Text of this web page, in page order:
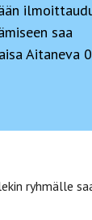
saa
Aitaneva
ryhmälle